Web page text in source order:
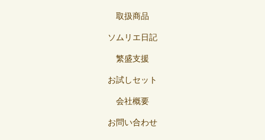
取扱商品
ソムリエ日記
繁盛支援
お試しセット
会社概要
お問い合わせ